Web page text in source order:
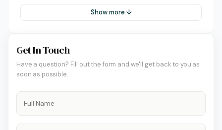
Show more ↓
Get In Touch
Have a question? Fill out the form and we'll get back to you as
soon as possible.